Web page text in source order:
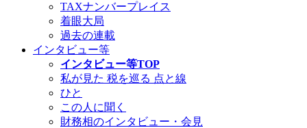
TAXナンバープレイス
着眼大局
過去の連載
インタビュー等
インタビュー等TOP
私が見た 税を巡る 点と線
ひと
この人に聞く
財務相のインタビュー・会見